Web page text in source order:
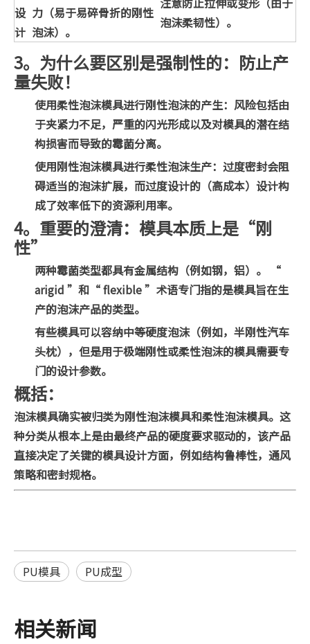
设
计
力（易于易碎骨折的刚性
泡沫）。
泡沫柔韧性）。
3。为什么要区别是强制性的：防止产
量失败！
使用柔性泡沫模具进行刚性泡沫的产生：风险包括由
于夹紧力不足，严重的闪光形成以及对模具的潜在结
构损害而导致的霉菌分离。
使用刚性泡沫模具进行柔性泡沫生产：过度密封会阻
碍适当的泡沫扩展，而过度设计的（高成本）设计构
成了效率低下的资源利用率。
4。重要的澄清：模具本质上是“刚
性”
两种霉菌类型都具有金属结构（例如钢，铝）。 “
arigid ”和“ flexible ”术语专门指的是模具旨在生
产的泡沫产品的类型。
有些模具可以容纳中等硬度泡沫（例如，半刚性汽车
头枕），但是用于极端刚性或柔性泡沫的模具需要专
门的设计参数。
概括：
泡沫模具确实被归类为刚性泡沫模具和柔性泡沫模具。这
种分类从根本上是由最终产品的硬度要求驱动的，该产品
直接决定了关键的模具设计方面，例如结构鲁棒性，通风
策略和密封规格。
PU模具 PU成型
相关新闻